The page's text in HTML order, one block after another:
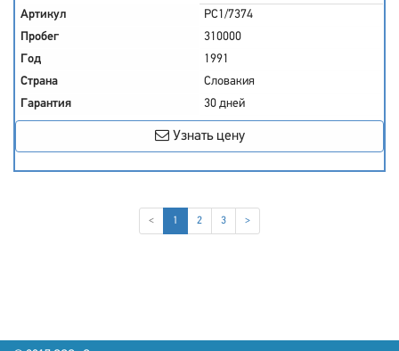
Артикул
PC1/7374
Пробег
310000
Год
1991
Страна
Словакия
Гарантия
30 дней
Узнать цену
< 1 (current)
2 3 >